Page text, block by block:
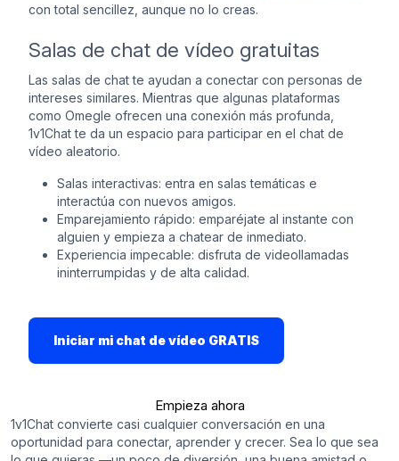
con total sencillez, aunque no lo creas.
Salas de chat de vídeo gratuitas
Las salas de chat te ayudan a conectar con personas de
intereses similares. Mientras que algunas plataformas
como Omegle ofrecen una conexión más profunda,
1v1Chat te da un espacio para participar en el chat de
vídeo aleatorio.
Salas interactivas: entra en salas temáticas e
interactúa con nuevos amigos.
Emparejamiento rápido: emparéjate al instante con
alguien y empieza a chatear de inmediato.
Experiencia impecable: disfruta de videollamadas
ininterrumpidas y de alta calidad.
Iniciar mi chat de vídeo GRATIS
Empieza ahora
1v1Chat convierte casi cualquier conversación en una
oportunidad para conectar, aprender y crecer. Sea lo que sea